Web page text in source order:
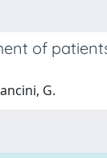
of
G.